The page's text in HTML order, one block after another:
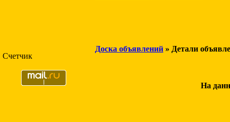
Счетчик
Доска объявлений » Детали
На